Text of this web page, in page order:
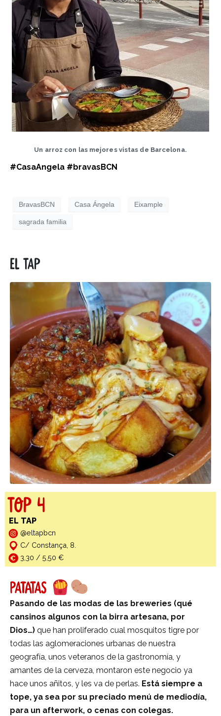
Un arroz con las mejores vistas de Barcelona.
#CasaAngela #bravasBCN
BravasBCN Casa Ángela Eixample
sagrada familia
El tap
TOP 4
EL TAP
@eltapbcn
C/ Constança, 8.​
3,30 / 5,50 €
PATATAS
Pasando de las modas de las breweries (qué
cansinos algunos con la birra artesana, por
Dios…) que han proliferado cual mosquitos tigre por
todas las aglomeraciones urbanas de nuestra
geografía, unos veteranos de la gastronomía, y
amantes de la cerveza, montaron este negocio ya
hace unos añitos, y les va de perlas. Está siempre a
tope, ya sea por su preciado menú de mediodía,
para un afterwork, o cenas con colegas.